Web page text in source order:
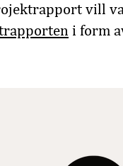
vill
i form